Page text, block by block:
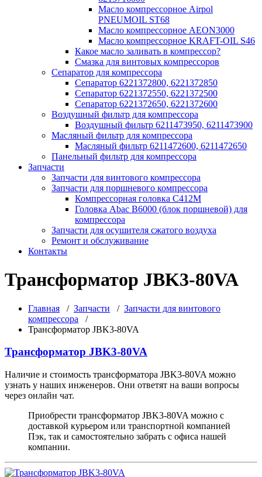
Масло компрессорное Airpol
PNEUMOIL ST68
Масло компрессорное AEON3000
Масло компрессорное KRAFT-OIL S46
Какое масло заливать в компрессор?
Смазка для винтовых компрессоров
Сепаратор для компрессора
Сепаратор 6221372800, 6221372850
Сепаратор 6221372550, 6221372500
Сепаратор 6221372650, 6221372600
Воздушный фильтр для компрессора
Воздушный фильтр 6211473950, 6211473900
Масляный фильтр для компрессора
Масляный фильтр 6211472600, 6211472650
Панельный фильтр для компрессора
Запчасти
Запчасти для винтового компрессора
Запчасти для поршневого компрессора
Компрессорная головка С412М
Головка Abac B6000 (блок поршневой) для
компрессора
Запчасти для осушителя сжатого воздуха
Ремонт и обслуживание
Контакты
Трансформатор JBK3-80VA
Главная / Запчасти / Запчасти для винтового
компрессора /
Трансформатор JBK3-80VA
Трансформатор JBK3-80VA
Наличие и стоимость трансформатора JBK3-80VA можно
узнать у наших инженеров. Они ответят на ваши вопросы
через онлайн чат.
Приобрести трансформатор JBK3-80VA можно с
доставкой курьером или транспортной компанией
Пэк, так и самостоятельно забрать с офиса нашей
компании.